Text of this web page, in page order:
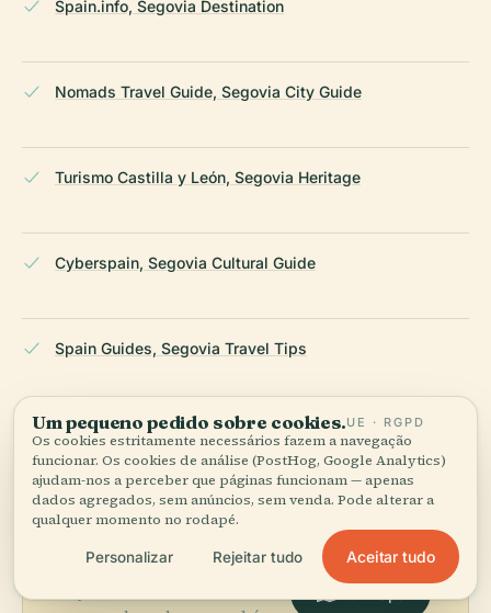
Spain.info, Segovia Destination
Nomads Travel Guide, Segovia City Guide
Turismo Castilla y León, Segovia Heritage
Cyberspain, Segovia Cultural Guide
Spain Guides, Segovia Travel Tips
Pesquisado a partir da Wikidata, Wikipédia e fontes oficiais ·
verificado ·Como fazemos os nossos guias →
Explore a zona
Um pequeno pedido sobre cookies.UE · RGPD
Os cookies estritamente necessários fazem a navegação
funcionar. Os cookies de análise (PostHog, Google Analytics)
ajudam-nos a perceber que páginas funcionam — apenas
dados agregados, sem anúncios, sem venda. Pode alterar a
qualquer momento no rodapé.
Personalizar Rejeitar tudo Aceitar tudo